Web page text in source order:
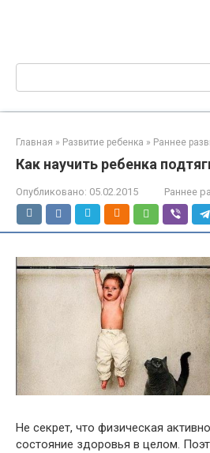
Поиск:
Главная » Развитие ребенка » Раннее
Как научить ребенка
Опубликовано: 05.02.2015 Раннее
Не секрет, что физическая
состояние здоровья в целом.